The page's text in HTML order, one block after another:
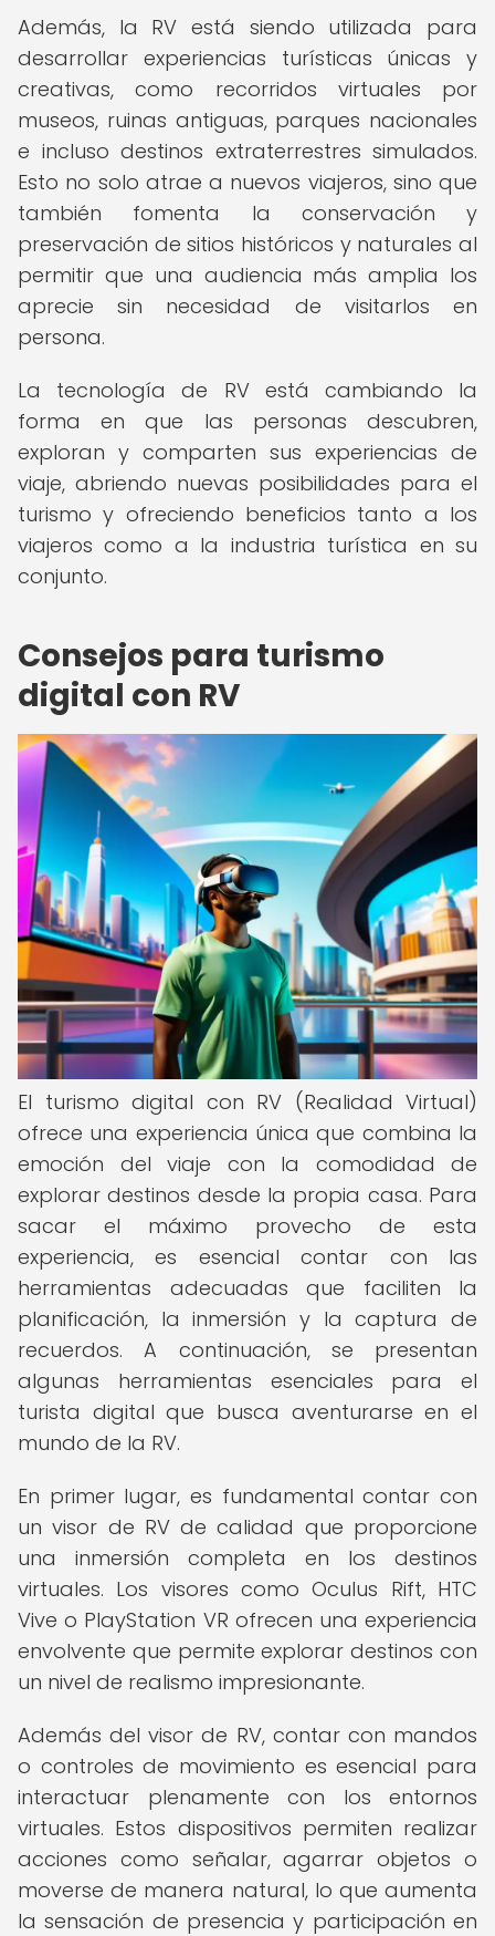
Además, la RV está siendo utilizada para
desarrollar experiencias turísticas únicas y
creativas, como recorridos virtuales por
museos, ruinas antiguas, parques nacionales
e incluso destinos extraterrestres simulados.
Esto no solo atrae a nuevos viajeros, sino que
también fomenta la conservación y
preservación de sitios históricos y naturales al
permitir que una audiencia más amplia los
aprecie sin necesidad de visitarlos en
persona.
La tecnología de RV está cambiando la
forma en que las personas descubren,
exploran y comparten sus experiencias de
viaje, abriendo nuevas posibilidades para el
turismo y ofreciendo beneficios tanto a los
viajeros como a la industria turística en su
conjunto.
Consejos para turismo
digital con RV
El turismo digital con RV (Realidad Virtual)
ofrece una experiencia única que combina la
emoción del viaje con la comodidad de
explorar destinos desde la propia casa. Para
sacar el máximo provecho de esta
experiencia, es esencial contar con las
herramientas adecuadas que faciliten la
planificación, la inmersión y la captura de
recuerdos. A continuación, se presentan
algunas herramientas esenciales para el
turista digital que busca aventurarse en el
mundo de la RV.
En primer lugar, es fundamental contar con
un visor de RV de calidad que proporcione
una inmersión completa en los destinos
virtuales. Los visores como Oculus Rift, HTC
Vive o PlayStation VR ofrecen una experiencia
envolvente que permite explorar destinos con
un nivel de realismo impresionante.
Además del visor de RV, contar con mandos
o controles de movimiento es esencial para
interactuar plenamente con los entornos
virtuales. Estos dispositivos permiten realizar
acciones como señalar, agarrar objetos o
moverse de manera natural, lo que aumenta
la sensación de presencia y participación en